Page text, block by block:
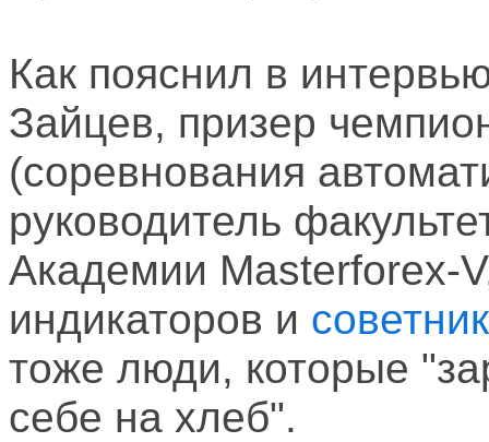
Как пояснил в
Зайцев, призер
(соревнования
руководитель
Академии Masterforex-
индикаторов и
тоже люди, которые
себе на хлеб".